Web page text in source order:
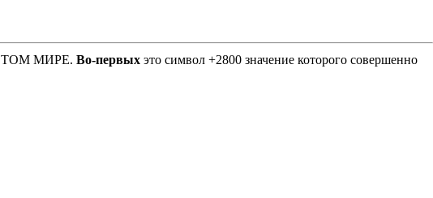
ЭТОМ МИРЕ. Во-первых это символ +2800 значение которого совершенно